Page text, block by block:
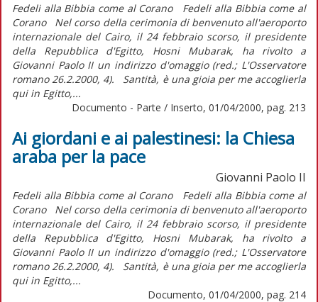
Fedeli alla Bibbia come al Corano Fedeli alla Bibbia come al
Corano Nel corso della cerimonia di benvenuto all'aeroporto
internazionale del Cairo, il 24 febbraio scorso, il presidente
della Repubblica d'Egitto, Hosni Mubarak, ha rivolto a
Giovanni Paolo II un indirizzo d'omaggio (red.; L'Osservatore
romano 26.2.2000, 4). Santità, è una gioia per me accoglierla
qui in Egitto,...
Documento - Parte / Inserto, 01/04/2000, pag. 213
Ai giordani e ai palestinesi: la Chiesa
araba per la pace
Giovanni Paolo II
Fedeli alla Bibbia come al Corano Fedeli alla Bibbia come al
Corano Nel corso della cerimonia di benvenuto all'aeroporto
internazionale del Cairo, il 24 febbraio scorso, il presidente
della Repubblica d'Egitto, Hosni Mubarak, ha rivolto a
Giovanni Paolo II un indirizzo d'omaggio (red.; L'Osservatore
romano 26.2.2000, 4). Santità, è una gioia per me accoglierla
qui in Egitto,...
Documento, 01/04/2000, pag. 214